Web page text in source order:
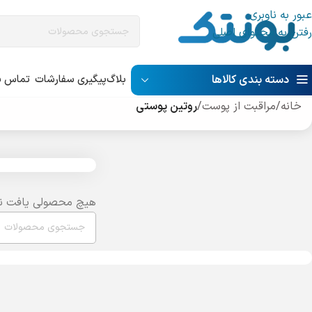
عبور به ناوبری
رفتن به محتوای اصلی
دسته بندی کالاها بلاگپیگیری سفارشات تماس
خانه/مراقبت از پوست/روتین پوستی
هیچ محصولی یافت